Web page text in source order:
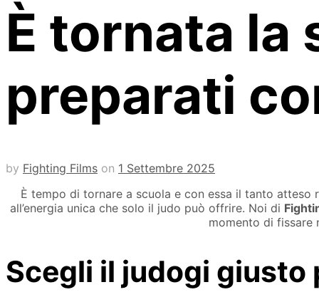
È tornata la
preparati
by Fighting Films on 1 Settembre 2025
È tempo di tornare a scuola e con essa il tanto
all’energia unica che solo il judo può offrire. Noi di
momento di fissare
Scegli il judogi giusto